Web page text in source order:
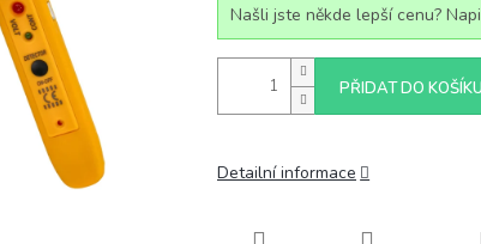
Našli jste někde lepší cenu?
PŘIDAT DO KOŠÍKU
Detailní informace